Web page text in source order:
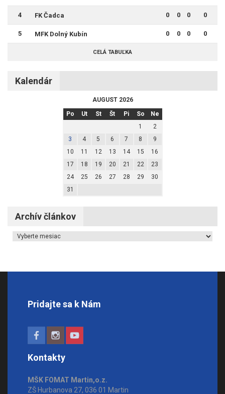
4 FK Čadca 0 0 0 0
5 MFK Dolný Kubín 0 0 0 0
CELÁ TABUĽKA
Kalendár
AUGUST 2026
Po
Ut St Št Pi So
Ne
1
2
3
4 5 6 7 8
9
10
11 12 13 14 15
16
17
18 19 20 21 22
23
24
25 26 27 28 29
30
31
Archív článkov
Archív článkov
Pridajte sa k Nám
Kontakty
MŠK FOMAT Martin,o.z.
ZŠ Hurbanova 27, 036 01 Martin